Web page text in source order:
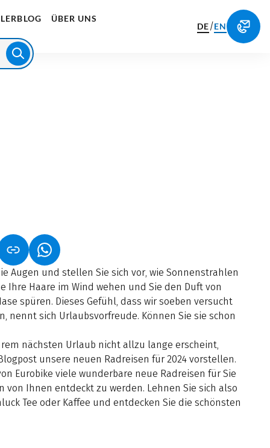
ÜBER UNS
DE/EN
IN NEUEM TAB)
ÖFFNET IN NEUEM TAB)
(LINK ÖFFNET IN NEUEM TAB)
Augen und stellen Sie sich vor, wie Sonnenstrahlen
Ihre Haare im Wind wehen und Sie den Duft von
spüren. Dieses Gefühl, dass wir soeben versucht
nennt sich Urlaubsvorfreude. Können Sie sie schon
nächsten Urlaub nicht allzu lange erscheint,
unsere neuen Radreisen für 2024 vorstellen.
Eurobike viele wunderbare neue Radreisen für Sie
von Ihnen entdeckt zu werden. Lehnen Sie sich also
Tee oder Kaffee und entdecken Sie die schönsten